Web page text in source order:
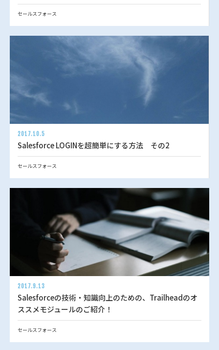
セールスフォース
2017.10.5
Salesforce LOGINを超簡単にする方法 その2
セールスフォース
2017.9.13
Salesforceの技術・知識向上のための、Trailheadのオ
ススメモジュールのご紹介！
セールスフォース